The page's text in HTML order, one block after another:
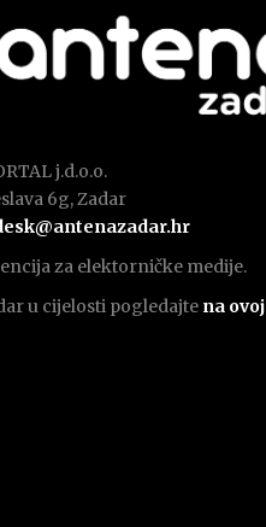
j.d.o.o.
6g, Zadar
za elektorničke medije.
u cijelosti pogledajte na ovoj